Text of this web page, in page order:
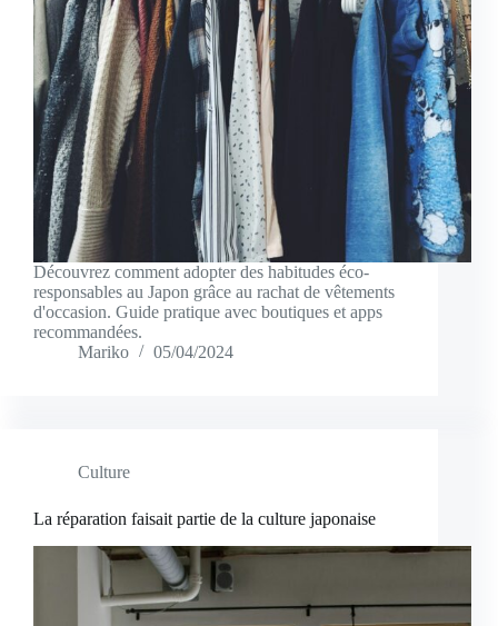
Découvrez comment adopter des habitudes éco-
responsables au Japon grâce au rachat de vêtements
d'occasion. Guide pratique avec boutiques et apps
recommandées.
Mariko
05/04/2024
Culture
La réparation faisait partie de la culture japonaise